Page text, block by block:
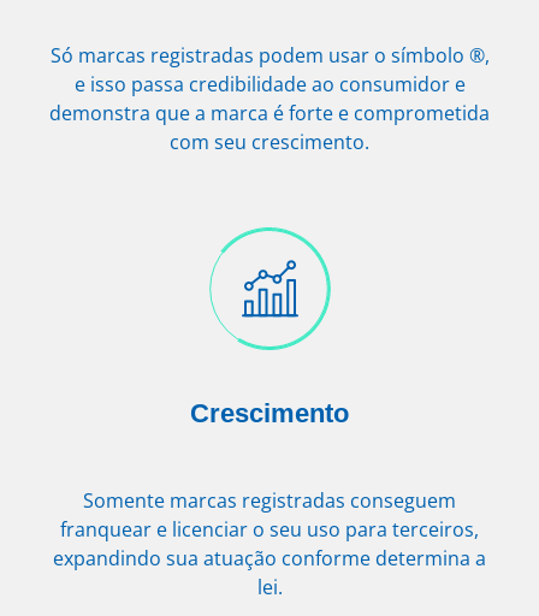
Só marcas registradas podem usar o símbolo ®,
e isso passa credibilidade ao consumidor e
demonstra que a marca é forte e comprometida
com seu crescimento.
Crescimento
Somente marcas registradas conseguem
franquear e licenciar o seu uso para terceiros,
expandindo sua atuação conforme determina a
lei.